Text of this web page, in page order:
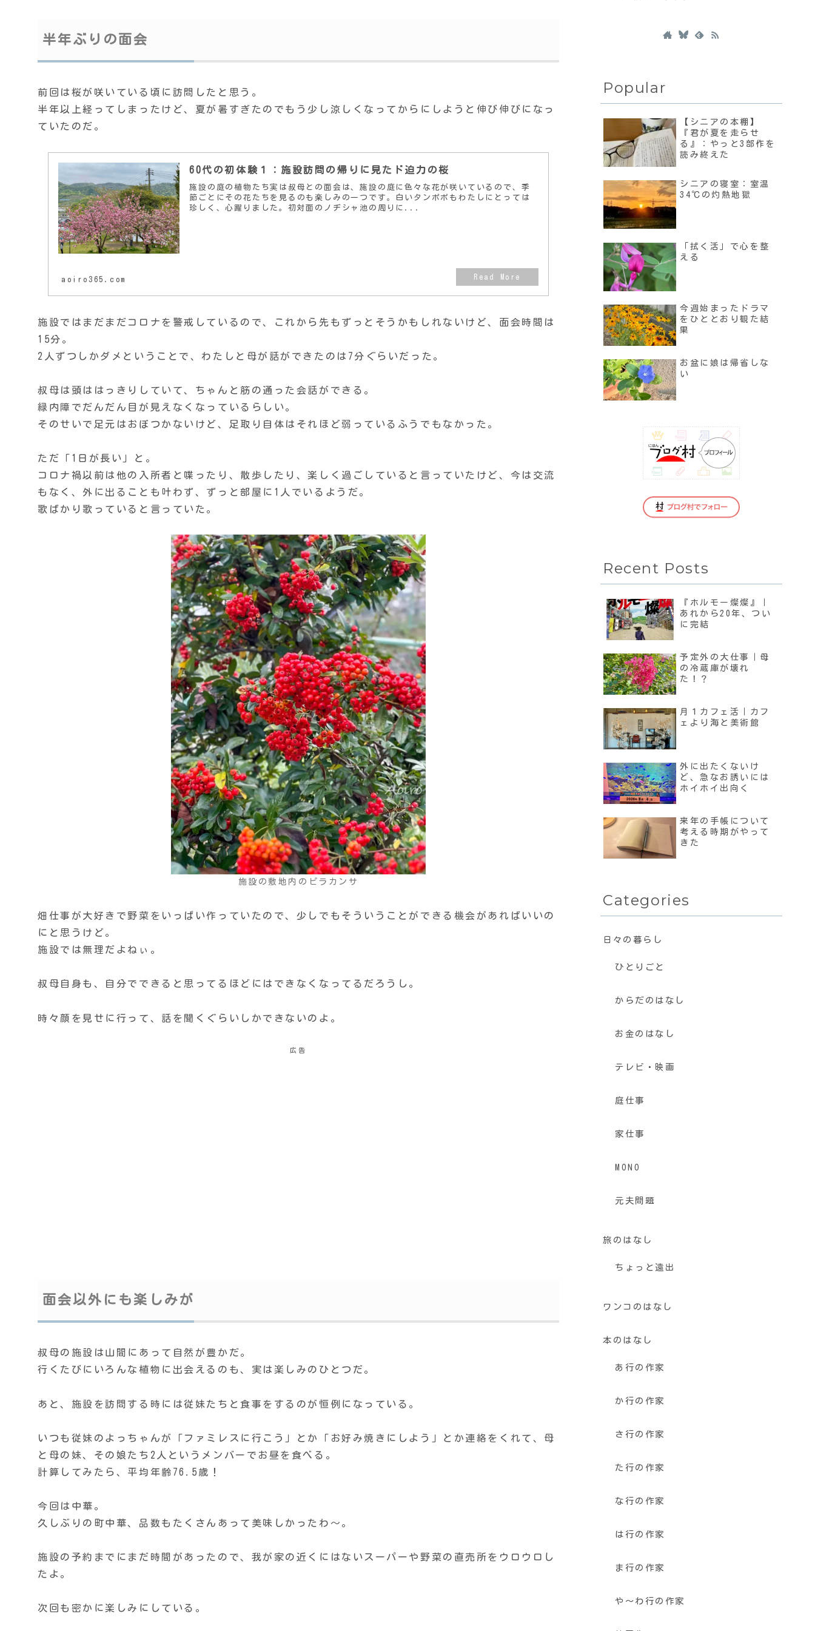
半年ぶりの面会
前回は桜が咲いている頃に訪問したと思う。
半年以上経ってしまったけど、夏が暑すぎたのでもう少し涼しくなってからにしようと伸び伸びになっ
ていたのだ。
60代の初体験１：施設訪問の帰りに見たド迫力の桜
施設の庭の植物たち実は叔母との面会は、施設の庭に色々な花が咲いているので、季
節ごとにその花たちを見るのも楽しみの一つです。白いタンポポもわたしにとっては
珍しく、心躍りました。初対面のノヂシャ池の周りに...
aoiro365.com
施設ではまだまだコロナを警戒しているので、これから先もずっとそうかもしれないけど、面会時間は
15分。
2人ずつしかダメということで、わたしと母が話ができたのは7分ぐらいだった。
叔母は頭ははっきりしていて、ちゃんと筋の通った会話ができる。
緑内障でだんだん目が見えなくなっているらしい。
そのせいで足元はおぼつかないけど、足取り自体はそれほど弱っているふうでもなかった。
ただ「1日が長い」と。
コロナ禍以前は他の入所者と喋ったり、散歩したり、楽しく過ごしていると言っていたけど、今は交流
もなく、外に出ることも叶わず、ずっと部屋に1人でいるようだ。
歌ばかり歌っていると言っていた。
施設の敷地内のピラカンサ
畑仕事が大好きで野菜をいっぱい作っていたので、少しでもそういうことができる機会があればいいの
にと思うけど。
施設では無理だよねぃ。
叔母自身も、自分でできると思ってるほどにはできなくなってるだろうし。
時々顔を見せに行って、話を聞くぐらいしかできないのよ。
広告
面会以外にも楽しみが
叔母の施設は山間にあって自然が豊かだ。
行くたびにいろんな植物に出会えるのも、実は楽しみのひとつだ。
あと、施設を訪問する時には従妹たちと食事をするのが恒例になっている。
いつも従妹のよっちゃんが「ファミレスに行こう」とか「お好み焼きにしよう」とか連絡をくれて、母
と母の妹、その娘たち2人というメンバーでお昼を食べる。
計算してみたら、平均年齢76.5歳！
今回は中華。
久しぶりの町中華、品数もたくさんあって美味しかったわ〜。
施設の予約までにまだ時間があったので、我が家の近くにはないスーパーや野菜の直売所をウロウロし
たよ。
次回も密かに楽しみにしている。
Popular
【シニアの本棚】
『君が夏を走らせ
る』：やっと3部作を
読み終えた
シニアの寝室：室温
34℃の灼熱地獄
「拭く活」で心を整
える
今週始まったドラマ
をひととおり観た結
果
お盆に娘は帰省しな
い
Recent Posts
『ホルモー燦燦』｜
あれから20年、つい
に完結
予定外の大仕事｜母
の冷蔵庫が壊れ
た！？
月１カフェ活｜カフ
ェより海と美術館
外に出たくないけ
ど、急なお誘いには
ホイホイ出向く
来年の手帳について
考える時期がやって
きた
Categories
日々の暮らし
ひとりごと
からだのはなし
お金のはなし
テレビ・映画
庭仕事
家仕事
MONO
元夫問題
旅のはなし
ちょっと遠出
ワンコのはなし
本のはなし
あ行の作家
か行の作家
さ行の作家
た行の作家
な行の作家
は行の作家
ま行の作家
や〜わ行の作家